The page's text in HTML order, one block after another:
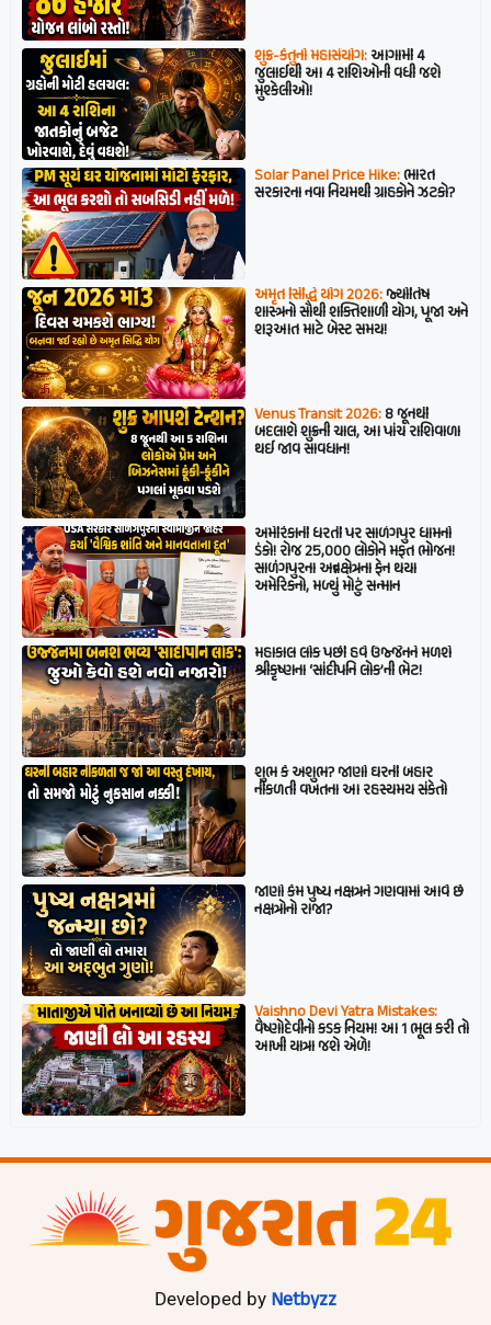
શુક્ર-કેતુનો મહાસંયોગ:આગામી 4
જુલાઈથી આ 4 રાશિઓની વધી જશે
મુશ્કેલીઓ!
Solar Panel Price Hike:ભારત
સરકારના નવા નિયમથી ગ્રાહકોને ઝટકો?
અમૃત સિદ્ધિ યોગ 2026:જ્યોતિષ
શાસ્ત્રનો સૌથી શક્તિશાળી યોગ, પૂજા અને
શરૂઆત માટે બેસ્ટ સમય!
Venus Transit 2026:8 જૂનથી
બદલાશે શુક્રની ચાલ, આ પાંચ રાશિવાળા
થઈ જાવ સાવધાન!
અમેરિકાની ધરતી પર સાળંગપુર ધામનો
ડંકો! રોજ 25,000 લોકોને મફત ભોજન!
સાળંગપુરના અન્નક્ષેત્રના ફેન થયા
અમેરિકનો, મળ્યું મોટું સન્માન
મહાકાલ લોક પછી હવે ઉજ્જૈનને મળશે
શ્રીકૃષ્ણના ‘સાંદીપનિ લોક’ની ભેટ!
શુભ કે અશુભ? જાણો ઘરની બહાર
નીકળતી વખતના આ રહસ્યમય સંકેતો
જાણો કેમ પુષ્ય નક્ષત્રને ગણવામાં આવે છે
નક્ષત્રોનો રાજા?
Vaishno Devi Yatra Mistakes:
વૈષ્ણોદેવીનો કડક નિયમ! આ 1 ભૂલ કરી તો
આખી યાત્રા જશે એળે!
Developed by Netbyzz